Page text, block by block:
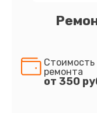
Стоимость
ремонта
от 350